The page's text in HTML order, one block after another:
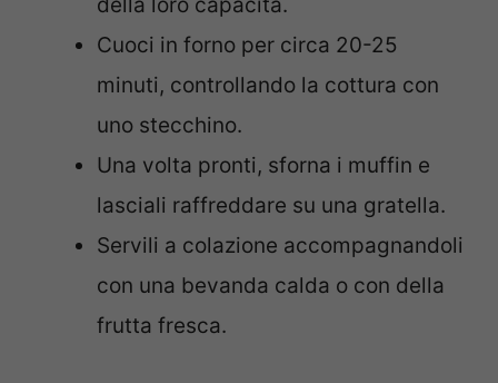
Cuoci in forno per circa 20-25
minuti, controllando la cottura con
uno stecchino.
Una volta pronti, sforna i muffin e
lasciali raffreddare su una gratella.
Servili a colazione accompagnandoli
con una bevanda calda o con della
frutta fresca.